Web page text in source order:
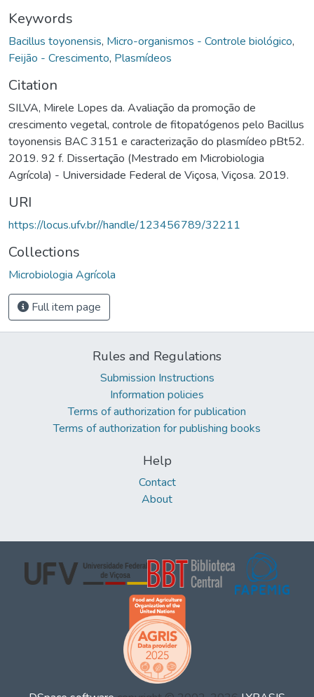
Keywords
Bacillus toyonensis, Micro-organismos - Controle biológico,
Feijão - Crescimento, Plasmídeos
Citation
SILVA, Mirele Lopes da. Avaliação da promoção de
crescimento vegetal, controle de fitopatógenos pelo Bacillus
toyonensis BAC 3151 e caracterização do plasmídeo pBt52.
2019. 92 f. Dissertação (Mestrado em Microbiologia
Agrícola) - Universidade Federal de Viçosa, Viçosa. 2019.
URI
https://locus.ufv.br//handle/123456789/32211
Collections
Microbiologia Agrícola
Full item page
Rules and Regulations
Submission Instructions
Information policies
Terms of authorization for publication
Terms of authorization for publishing books
Help
Contact
About